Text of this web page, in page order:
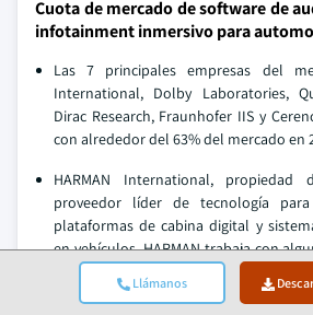
Llámanos
Cuota de mercado de software de
infotainment inmersivo para
Las 7 principales empresas del
International, Dolby Laboratories,
Dirac Research, Fraunhofer IIS y
con alrededor del 63% del mercado en
HARMAN International, propiedad
proveedor líder de tecnología para
plataformas de cabina digital y
en vehículos. HARMAN trabaja con
fabricantes de automóviles del mundo
de infotainment inmersivas, a todo